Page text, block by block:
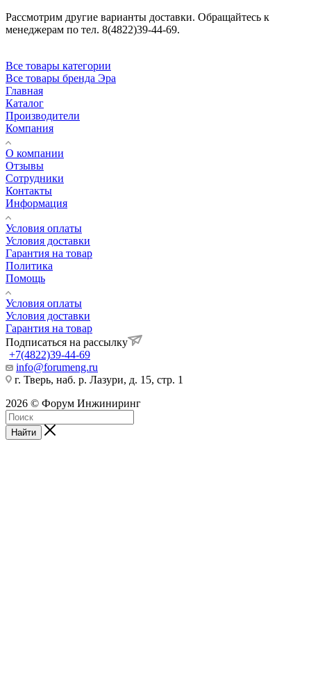
Рассмотрим другие варианты доставки. Обращайтесь к
менеджерам по тел. 8(4822)39-44-69.
Все товары категории
Все товары бренда Эра
Главная
Каталог
Производители
Компания
О компании
Отзывы
Сотрудники
Контакты
Информация
Условия оплаты
Условия доставки
Гарантия на товар
Политика
Помощь
Условия оплаты
Условия доставки
Гарантия на товар
Подписаться на рассылку
+7(4822)39-44-69
info@forumeng.ru
г. Тверь, наб. р. Лазури, д. 15, стр. 1
2026 © Форум Инжиниринг
Найти